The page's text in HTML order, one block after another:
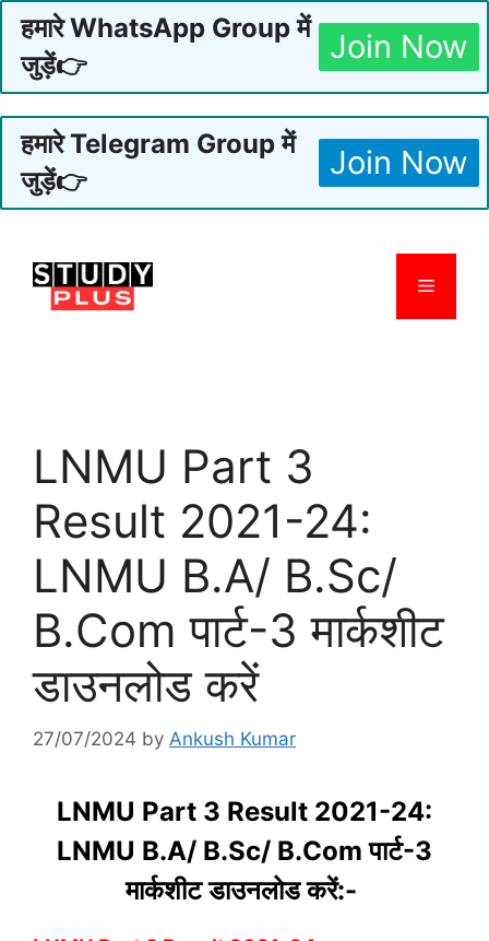
हमारे WhatsApp Group में
जुड़ें👉
Join Now
हमारे Telegram Group में
जुड़ें👉
Join Now
content
Menu
LNMU Part 3
Result 2021-24:
LNMU B.A/ B.Sc/
B.Com पार्ट-3 मार्कशीट
डाउनलोड करें
27/07/2024 by Ankush Kumar
LNMU Part 3 Result 2021-24:
LNMU B.A/ B.Sc/ B.Com पार्ट-3
मार्कशीट डाउनलोड करें:-